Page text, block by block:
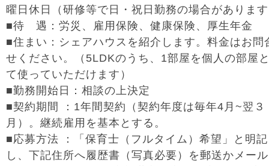
曜日休日（研修等で日・祝日勤務の場合がありま
■待 遇：労災、雇用保険、健康保険、厚生年金
■住まい：シェアハウスを紹介します。料金はお問
せください。（5LDKのうち、1部屋を個人の部屋
て使っていただけます）
■勤務開始日：相談の上決定
■契約期間 ：1年間契約（契約年度は毎年4月~翌３
月）。継続雇用を基本とする。
■応募方法 ：「保育士（フルタイム）希望」と明記
し、下記住所へ履歴書（写真必要）を郵送かメー